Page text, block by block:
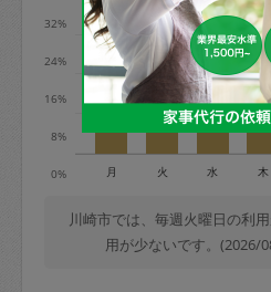
水曜日9時〜金曜日9
50%
金曜日9時～土曜日8
100%
土曜日8時〜実施時
＋交通費全額
依頼者不在による当
金額の100%＋交通費
0%
8%
16%
24%
32%
月 火 水 木
川崎市では、毎週火曜日の利
用が少ないです。(2026/